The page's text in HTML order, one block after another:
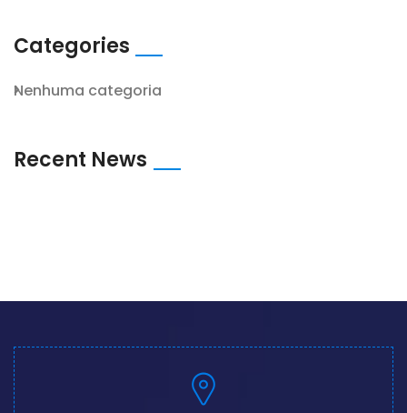
Categories
Nenhuma categoria
Recent News